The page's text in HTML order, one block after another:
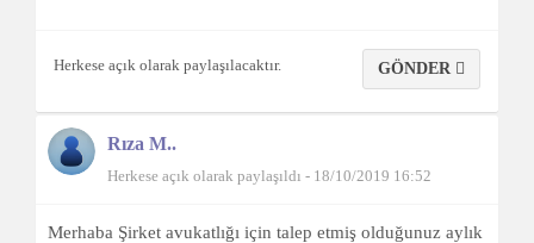
Herkese açık olarak paylaşılacaktır. GÖNDER
Rıza M..
Herkese açık olarak paylaşıldı - 18/10/2019 16:52
Merhaba Şirket avukatlığı için talep etmiş olduğunuz aylık